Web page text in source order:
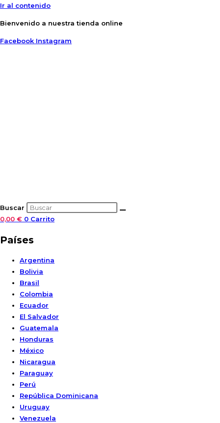
Ir al contenido
Bienvenido a nuestra tienda online
Facebook Instagram
Buscar
0,00 € 0 Carrito
Países
Argentina
Bolivia
Brasil
Colombia
Ecuador
El Salvador
Guatemala
Honduras
México
Nicaragua
Paraguay
Perú
República Dominicana
Uruguay
Venezuela